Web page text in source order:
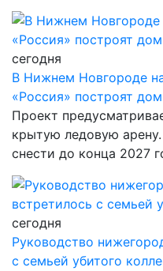
сегодня
В Нижнем Новгороде
«Россия» построят
Проект
крытую ледовую
снести до конца 2027
сегодня
Руководство
с семьей убитого